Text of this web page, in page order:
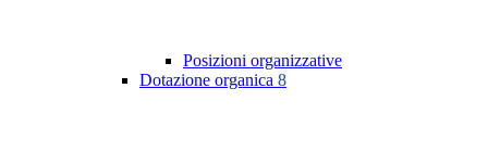
Posizioni organizzative
Dotazione organica 8